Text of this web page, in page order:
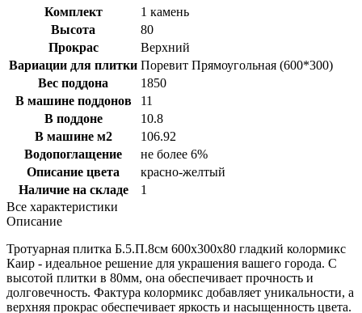
Комплект
1 камень
Высота
80
Прокрас
Верхний
Вариации для плитки Поревит Прямоугольная (600*300)
Вес поддона
1850
В машине поддонов
11
В поддоне
10.8
В машине м2
106.92
Водопоглащение
не более 6%
Описание цвета
красно-желтый
Наличие на складе
1
Все характеристики
Описание
Тротуарная плитка Б.5.П.8см 600х300х80 гладкий колормикс
Каир - идеальное решение для украшения вашего города. С
высотой плитки в 80мм, она обеспечивает прочность и
долговечность. Фактура колормикс добавляет уникальности, а
верхняя прокрас обеспечивает яркость и насыщенность цвета.